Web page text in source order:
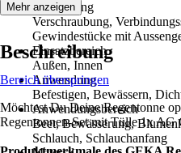
Ausführung
Verschraubung,
Gewindestücke mit
Einsatzbereich
Außen, Innen
Anwendung
Befestigen, Bewässern,
Anwendungsbereich
Beet, Bewässerung,
Schlauch, Schlauchanfang
Mehr anzeigen
Beschreibung
Bereich überspringen
Möchtest Du Deine Regentonne
Regentonnen-Set mit Tülle 1x AG